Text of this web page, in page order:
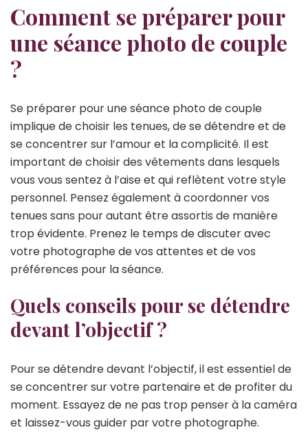
Comment se préparer pour
une séance photo de couple
?
Se préparer pour une séance photo de couple
implique de choisir les tenues, de se détendre et de
se concentrer sur l’amour et la complicité. Il est
important de choisir des vêtements dans lesquels
vous vous sentez à l’aise et qui reflètent votre style
personnel. Pensez également à coordonner vos
tenues sans pour autant être assortis de manière
trop évidente. Prenez le temps de discuter avec
votre photographe de vos attentes et de vos
préférences pour la séance.
Quels conseils pour se détendre
devant l’objectif ?
Pour se détendre devant l’objectif, il est essentiel de
se concentrer sur votre partenaire et de profiter du
moment. Essayez de ne pas trop penser à la caméra
et laissez-vous guider par votre photographe.